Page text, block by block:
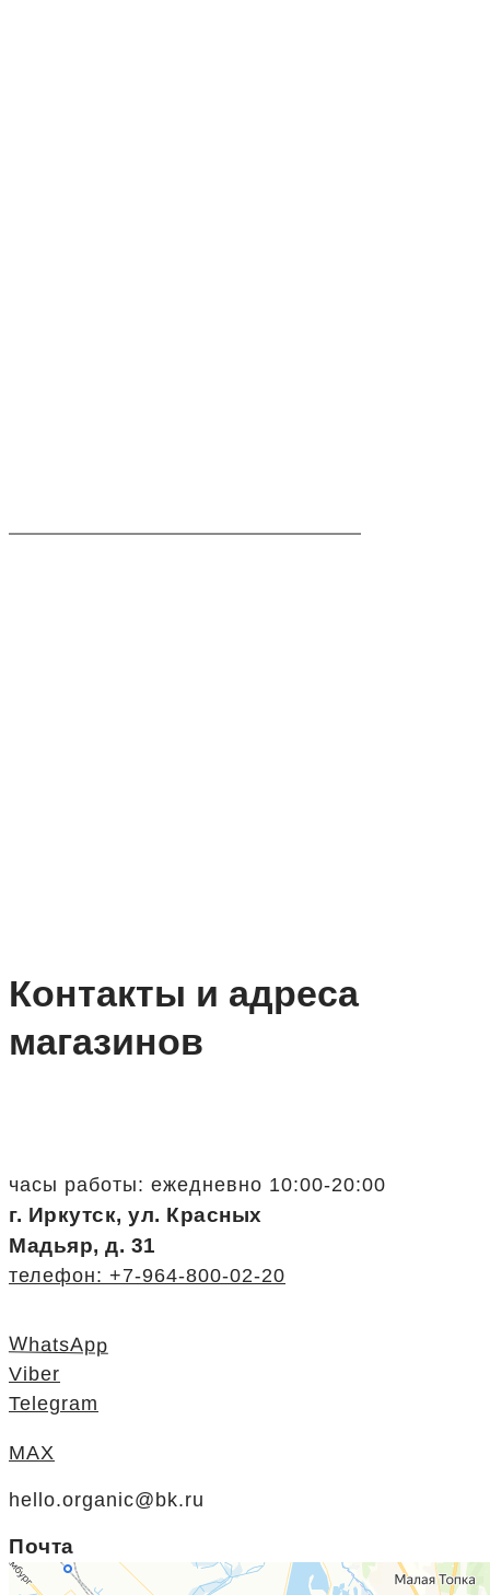
Контакты и адреса
магазинов
часы работы: ежедневно 10:00-20:00
г. Иркутск, ул. Красных
Мадьяр, д. 31
телефон: +7-964-800-02-20
WhatsApp
Viber
Telegram
MAX
hello.organic@bk.ru
Почта